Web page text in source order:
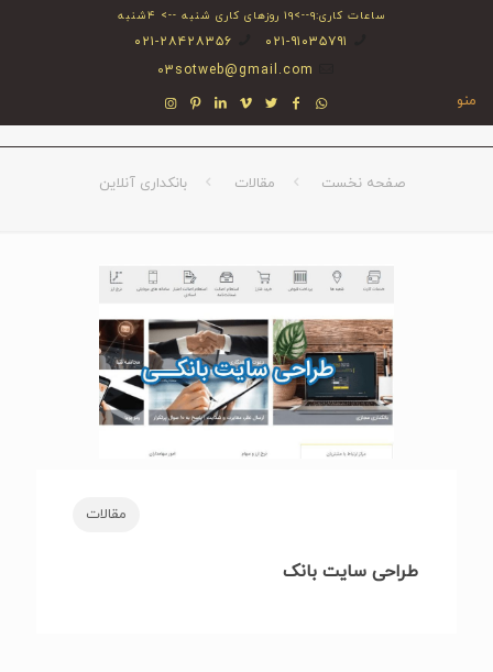
ساعات کاری:۹-->۱۹ روزهای کاری شنبه --> ۴شنبه
۰۲۱-۹۱۰۳۵۷۹۱
۰۲۱-۲۸۴۲۸۳۵۶
03sotweb@gmail.com
منو
صفحه نخست مقالات بانکداری آنلاین
مقالات
طراحی سایت بانک